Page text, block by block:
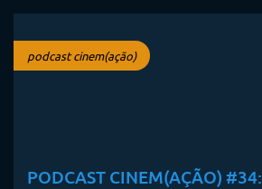
podcast cinem(ação)
PODCAST CINEM(AÇÃO)